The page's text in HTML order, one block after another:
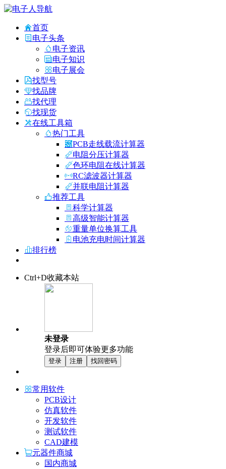
首页
电子头条
电子资讯
电子知识
电子展会
找型号
找品牌
找代理
找现货
在线工具箱
热门工具
PCB走线载流计算器
电阻分压计算器
色环电阻在线计算器
RC滤波器计算器
并联电阻计算器
推荐工具
科学计算器
高级智能计算器
重量单位换算工具
电池充电时间计算器
排行榜
Ctrl+D收藏本站
未登录
登录后即可体验更多功能
登录 注册 找回密码
常用软件
PCB设计
仿真软件
开发软件
测试软件
CAD建模
元器件商城
国内商城